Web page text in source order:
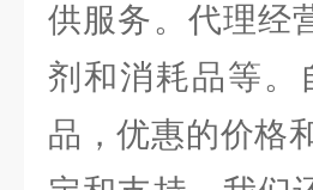
供服务。代理经
剂和消耗品等。
品，优惠的价格